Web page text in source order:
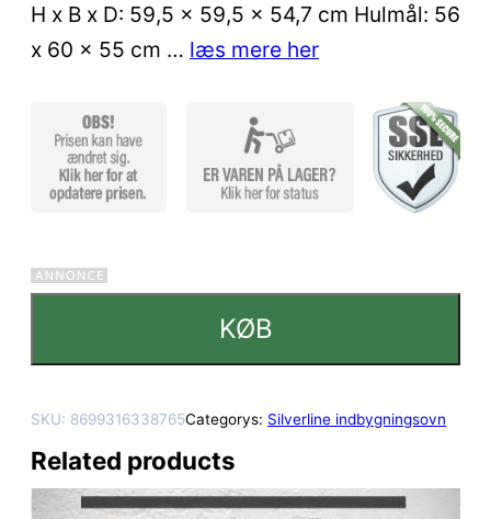
ømmels
er
H x B x D: 59,5 x 59,5 x 54,7 cm Hulmål: 56
x 60 x 55 cm … læs mere her
KØB
SKU: 8699316338765Categorys: Silverline indbygningsovn
Related products